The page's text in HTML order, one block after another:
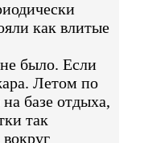
как влитые
было. Если
Летом по
базе отдыха,
так